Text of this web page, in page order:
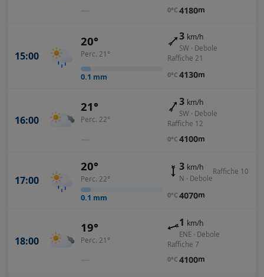
—
0°C 4180m
15:00
20°
Perc. 21°
0.1 mm
3 km/h
SW · Debole
Raffiche 21
0°C 4130m
16:00
21°
Perc. 22°
—
3 km/h
SW · Debole
Raffiche 12
0°C 4100m
17:00
20°
Perc. 22°
0.1 mm
3 km/h
N · Debole
Raffiche 10
0°C 4070m
18:00
19°
Perc. 21°
—
1 km/h
ENE · Debole
Raffiche 7
0°C 4100m